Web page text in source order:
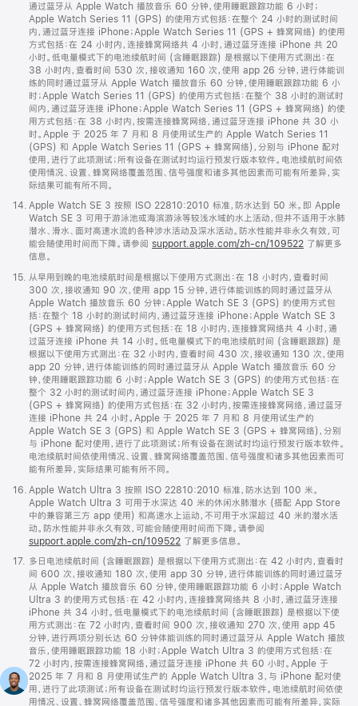
通过蓝牙从 Apple Watch 播放音乐 60 分钟，使用睡眠跟踪功能 6 小时；
Apple Watch Series 11 (GPS) 的使用方式包括：在整个 24 小时的测试时间
内，通过蓝牙连接 iPhone；Apple Watch Series 11 (GPS + 蜂窝网络) 的使用
方式包括：在 24 小时内，连接蜂窝网络共 4 小时，通过蓝牙连接 iPhone 共 20
小时。低电量模式下的电池续航时间 (含睡眠跟踪) 是根据以下使用方式测出：在
38 小时内，查看时间 530 次，接收通知 160 次，使用 app 26 分钟，进行体能训
练的同时通过蓝牙从 Apple Watch 播放音乐 60 分钟，使用睡眠跟踪功能 6 小
时；Apple Watch Series 11 (GPS) 的使用方式包括：在整个 38 小时的测试时
间内，通过蓝牙连接 iPhone；Apple Watch Series 11 (GPS + 蜂窝网络) 的使
用方式包括：在 38 小时内，按需连接蜂窝网络，通过蓝牙连接 iPhone 共 30 小
时。Apple 于 2025 年 7 月和 8 月使用试生产的 Apple Watch Series 11
(GPS) 和 Apple Watch Series 11 (GPS + 蜂窝网络)，分别与 iPhone 配对
使用，进行了此项测试；所有设备在测试时均运行预发行版本软件。电池续航时间依
使用情况、设置、蜂窝网络覆盖范围、信号强度和诸多其他因素而可能有所差异，实
际结果可能有所不同。
脚
14. Apple Watch SE 3 按照 ISO 22810:2010 标准，防水达到 50 米。即 Apple
Watch SE 3 可用于游泳池或海滨游泳等较浅水域的水上活动，但并不适用于水肺
潜水、滑水、面对高速水流的各种涉水活动及深水活动。防水性能并非永久有效，可
能会随使用时间而下降。请参阅 support.apple.com/zh-cn/109522 了解更多
信息。
脚
15.
从早用到晚的电池续航时间是根据以下使用方式测出：在 18 小时内，查看时间
300 次，接收通知 90 次，使用 app 15 分钟，进行体能训练的同时通过蓝牙从
Apple Watch 播放音乐 60 分钟；Apple Watch SE 3 (GPS) 的使用方式包
括：在整个 18 小时的测试时间内，通过蓝牙连接 iPhone；Apple Watch SE 3
(GPS + 蜂窝网络) 的使用方式包括：在 18 小时内，连接蜂窝网络共 4 小时，通
过蓝牙连接 iPhone 共 14 小时。低电量模式下的电池续航时间 (含睡眠跟踪) 是
根据以下使用方式测出：在 32 小时内，查看时间 430 次，接收通知 130 次，使用
app 20 分钟，进行体能训练的同时通过蓝牙从 Apple Watch 播放音乐 60 分
钟，使用睡眠跟踪功能 6 小时；Apple Watch SE 3 (GPS) 的使用方式包括：在
整个 32 小时的测试时间内，通过蓝牙连接 iPhone；Apple Watch SE 3
(GPS + 蜂窝网络) 的使用方式包括：在 32 小时内，按需连接蜂窝网络，通过蓝牙
连接 iPhone 共 24 小时。Apple 于 2025 年 7 月和 8 月使用试生产的
Apple Watch SE 3 (GPS) 和 Apple Watch SE 3 (GPS + 蜂窝网络)，分别
与 iPhone 配对使用，进行了此项测试；所有设备在测试时均运行预发行版本软件。
电池续航时间依使用情况、设置、蜂窝网络覆盖范围、信号强度和诸多其他因素而可
能有所差异，实际结果可能有所不同。
脚
16.
Apple Watch Ultra 3 按照 ISO 22810:2010 标准，防水达到 100 米。
Apple Watch Ultra 3 可用于水深达 40 米的休闲水肺潜水 (搭配 App Store
中的兼容第三方 app 使用) 和高速水上运动，不可用于水深超过 40 米的潜水活
动。防水性能并非永久有效，可能会随使用时间而下降。请参阅
support.apple.com/zh-cn/109522 了解更多信息。
脚
17.
多日电池续航时间 (含睡眠跟踪) 是根据以下使用方式测出：在 42 小时内，查看时
间 600 次，接收通知 180 次，使用 app 30 分钟，进行体能训练的同时通过蓝牙
从 Apple Watch 播放音乐 60 分钟，使用睡眠跟踪功能 6 小时；Apple Watch
Ultra 3 的使用方式包括：在 42 小时内，连接蜂窝网络共 8 小时，通过蓝牙连接
iPhone 共 34 小时。低电量模式下的电池续航时间 (含睡眠跟踪) 是根据以下使
用方式测出：在 72 小时内，查看时间 900 次，接收通知 270 次，使用 app 45
分钟，进行两项分别长达 60 分钟体能训练的同时通过蓝牙从 Apple Watch 播放
音乐，使用睡眠跟踪功能 18 小时；Apple Watch Ultra 3 的使用方式包括：在
72 小时内，按需连接蜂窝网络，通过蓝牙连接 iPhone 共 60 小时。Apple 于
2025 年 7 月和 8 月使用试生产的 Apple Watch Ultra 3，与 iPhone 配对使
用，进行了此项测试；所有设备在测试时均运行预发行版本软件。电池续航时间依使
用情况、设置、蜂窝网络覆盖范围、信号强度和诸多其他因素而可能有所差异，实际